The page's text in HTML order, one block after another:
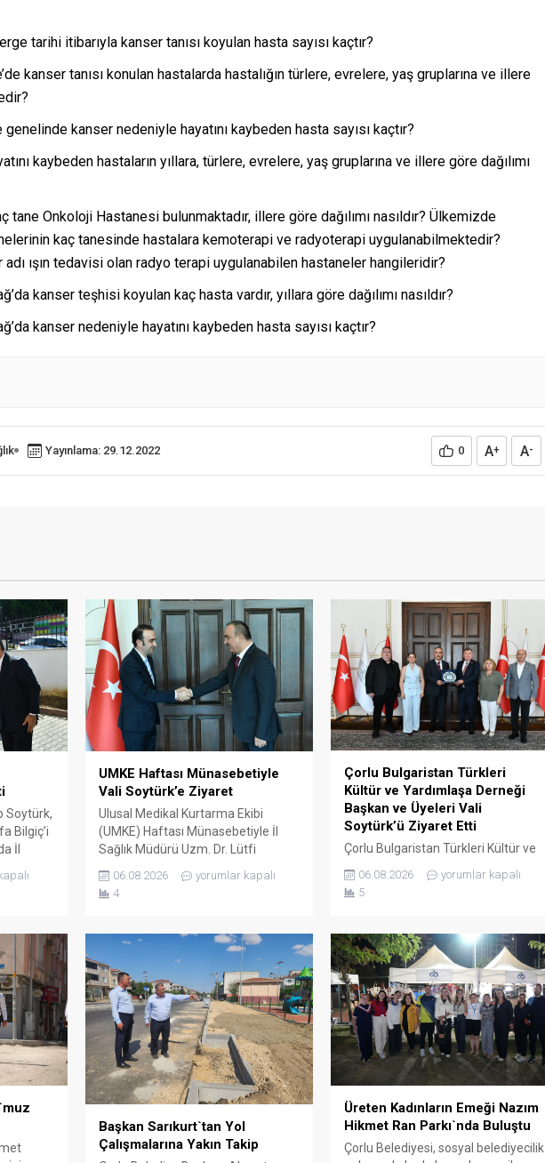
tarihi itibarıyla kanser tanısı koyulan hasta sayısı kaçtır?
kanser tanısı konulan hastalarda hastalığın türlere, evrelere, yaş gruplarına ve illere
kanser nedeniyle hayatını kaybeden hasta sayısı kaçtır?
kaybeden hastaların yıllara, türlere, evrelere, yaş gruplarına ve illere göre dağılımı
Onkoloji Hastanesi bulunmaktadır, illere göre dağılımı nasıldır? Ülkemizde
kaç tanesinde hastalara kemoterapi ve radyoterapi uygulanabilmektedir?
ışın tedavisi olan radyo terapi uygulanabilen hastaneler hangileridir?
kanser teşhisi koyulan kaç hasta vardır, yıllara göre dağılımı nasıldır?
kanser nedeniyle hayatını kaybeden hasta sayısı kaçtır?
Yayınlama: 29.12.2022 0 A+ A-
Soytürk,
Bilgiç’i
İl
İl
UMKE Haftası Münasebetiyle
Vali Soytürk’e Ziyaret
Ulusal Medikal Kurtarma Ekibi
(UMKE) Haftası Münasebetiyle İl
Sağlık Müdürü Uzm. Dr. Lütfi
Başkanı Uzm. Dr. Mustafa Dönmez
ve UMKE çalışanları, Tekirdağ valisi
ziyaret etti. Ziyaret sırasında İl
Sağlık Müdürü Onar, UMKE Haftası
münasebetiyle düzenlenecek
etkinlikler hakkında Vali Soytürk’e
bilgi verdi. Ziyaretten...
06.08.2026
yorumlar kapalı
4
Çorlu Bulgaristan Türkleri
Kültür ve Yardımlaşa Derneği
Başkan ve Üyeleri Vali
Soytürk’ü Ziyaret Etti
Çorlu Bulgaristan Türkleri Kültür ve
Çetin ve yönetim kurulu üyeleri,
Tekirdağ valisi Sayın Recep
etti.Dernek Başkanı Çetin ve
yönetim kurulu üyeleri ile bir süre
görüşen Vali Soytürk, derneğin
çalışmaları hakkında bilgi aldı.
06.08.2026
yorumlar kapalı
5
Başkan Sarıkurt`tan Yol
Çalışmalarına Yakın Takip
Üreten Kadınların Emeği Nazım
Hikmet Ran Parkı`nda Buluştu
Çorlu Belediyesi, sosyal belediyecilik